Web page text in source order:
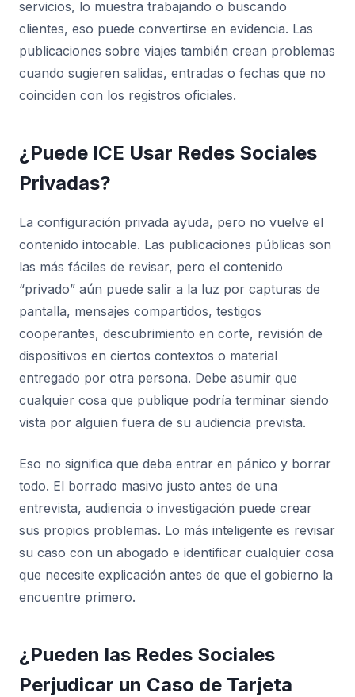
servicios, lo muestra trabajando o buscando
clientes, eso puede convertirse en evidencia. Las
publicaciones sobre viajes también crean problemas
cuando sugieren salidas, entradas o fechas que no
coinciden con los registros oficiales.
¿Puede ICE Usar Redes Sociales
Privadas?
La configuración privada ayuda, pero no vuelve el
contenido intocable. Las publicaciones públicas son
las más fáciles de revisar, pero el contenido
“privado” aún puede salir a la luz por capturas de
pantalla, mensajes compartidos, testigos
cooperantes, descubrimiento en corte, revisión de
dispositivos en ciertos contextos o material
entregado por otra persona. Debe asumir que
cualquier cosa que publique podría terminar siendo
vista por alguien fuera de su audiencia prevista.
Eso no significa que deba entrar en pánico y borrar
todo. El borrado masivo justo antes de una
entrevista, audiencia o investigación puede crear
sus propios problemas. Lo más inteligente es revisar
su caso con un abogado e identificar cualquier cosa
que necesite explicación antes de que el gobierno la
encuentre primero.
¿Pueden las Redes Sociales
Perjudicar un Caso de Tarjeta